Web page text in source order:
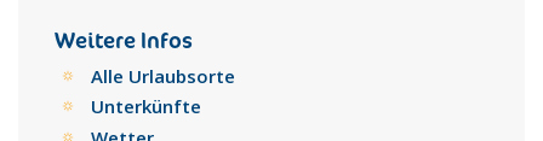
mehr oder weniger dem Schicksal Fermos, vom Kirchenstaat
Weitere Infos
Alle Urlaubsorte
Unterkünfte